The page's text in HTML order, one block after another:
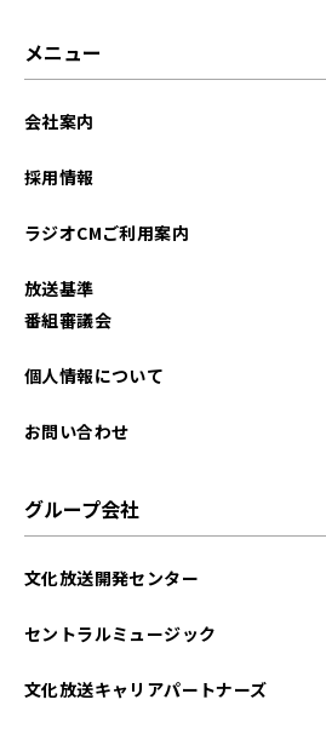
メニュー
会社案内
採用情報
ラジオCMご利用案内
放送基準
番組審議会
個人情報について
お問い合わせ
グループ会社
文化放送開発センター
セントラルミュージック
文化放送キャリアパートナーズ